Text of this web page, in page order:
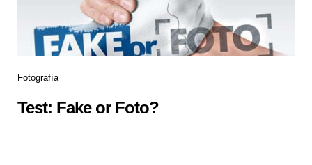
Fotografía
Test: Fake or Foto?